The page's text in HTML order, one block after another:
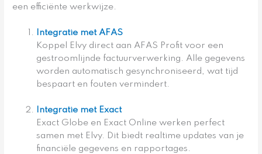
een efficiënte werkwijze.
Integratie met AFAS
Koppel Elvy direct aan AFAS Profit voor een
gestroomlijnde factuurverwerking. Alle gegevens
worden automatisch gesynchroniseerd, wat tijd
bespaart en fouten vermindert.
Integratie met Exact
Exact Globe en Exact Online werken perfect
samen met Elvy. Dit biedt realtime updates van je
financiële gegevens en rapportages.